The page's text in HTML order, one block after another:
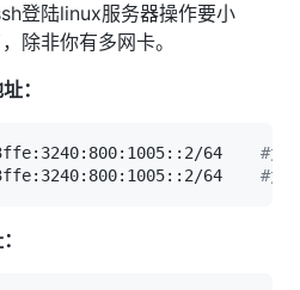
登陆linux服务器操作要小
除非你有多网卡。
：
64 #为
64 #为